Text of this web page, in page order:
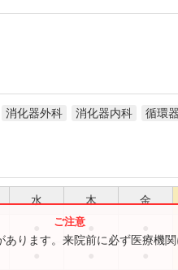
消化器外科 消化器内科 循環
水 木 金
ります。来院前に必ず医療機関